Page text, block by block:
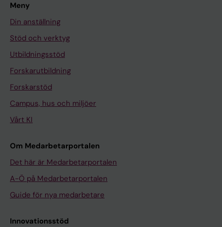
Meny
Din anställning
Stöd och verktyg
Utbildningsstöd
Forskarutbildning
Forskarstöd
Campus, hus och miljöer
Vårt KI
Om Medarbetarportalen
Det här är Medarbetarportalen
A-Ö på Medarbetarportalen
Guide för nya medarbetare
Innovationsstöd